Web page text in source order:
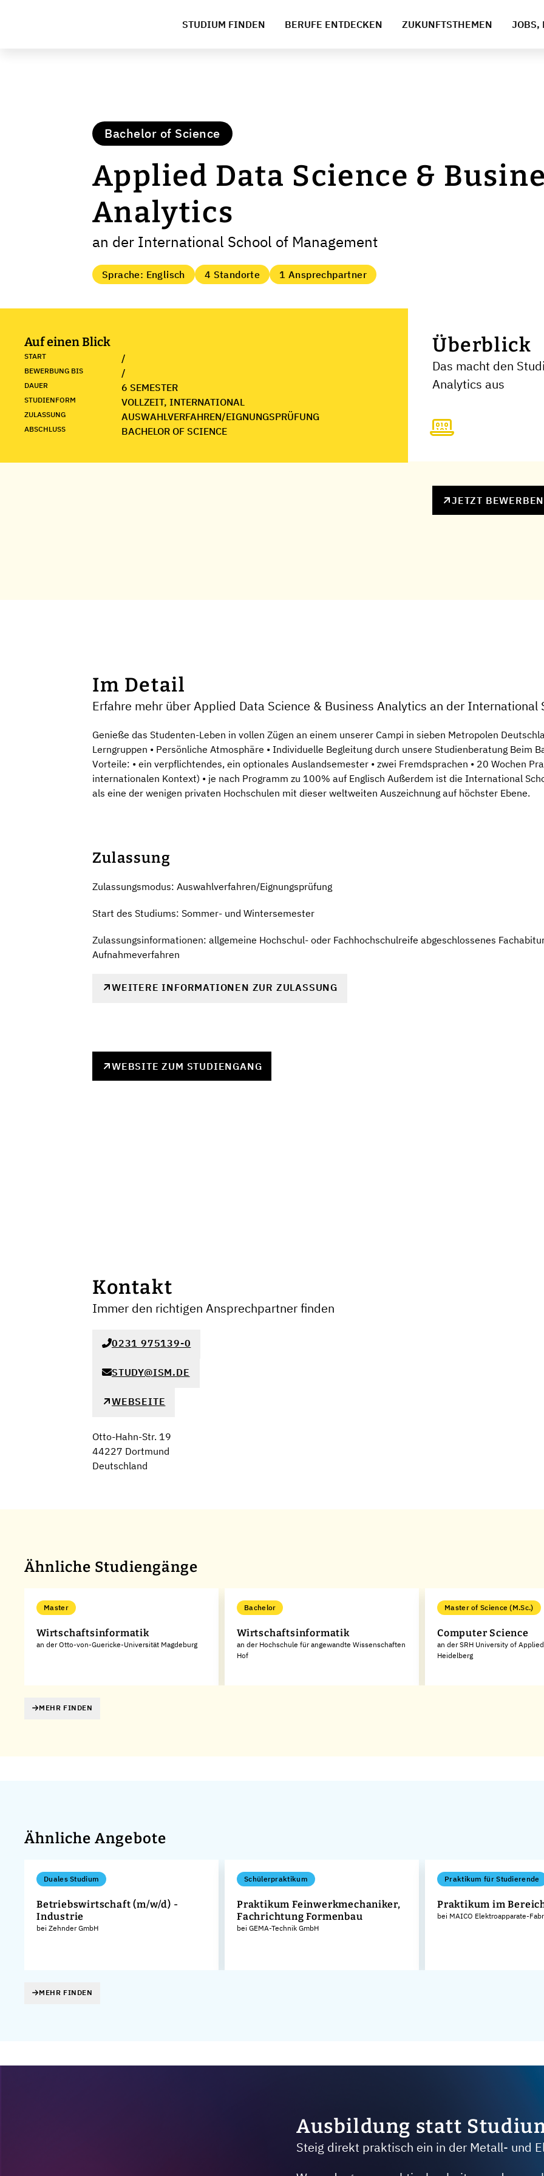
STUDIUM FINDEN BERUFE ENTDECKEN ZUKUNFTSTHEMEN JOBS,
Bachelor of Science
Applied Data Science &
Analytics
an der International School of Management
Sprache: Englisch 4 Standorte 1 Ansprechpartner
Auf einen Blick
START /
BEWERBUNG BIS /
DAUER 6 SEMESTER
STUDIENFORM VOLLZEIT, INTERNATIONAL
ZULASSUNG AUSWAHLVERFAHREN/EIGNUNGSPRÜFUNG
ABSCHLUSS BACHELOR OF SCIENCE
Überblick
Das macht den
Analytics aus
JETZT BEWERBEN
Im Detail
Erfahre mehr über Applied Data Science & Business Analytics an der International
Genieße das Studenten-Leben in vollen Zügen an einem unserer Campi in sieben Metropolen
Lerngruppen • Persönliche Atmosphäre • Individuelle Begleitung durch unsere Studienberatung Beim
Vorteile: • ein verpflichtendes, ein optionales Auslandsemester • zwei Fremdsprachen • 20 Wochen
internationalen Kontext) • je nach Programm zu 100% auf Englisch Außerdem ist die International
als eine der wenigen privaten Hochschulen mit dieser weltweiten Auszeichnung auf höchster Ebene.
Zulassung
Zulassungsmodus: Auswahlverfahren/Eignungsprüfung
Start des Studiums: Sommer- und Wintersemester
Zulassungsinformationen: allgemeine Hochschul- oder Fachhochschulreife abgeschlossenes
Aufnahmeverfahren
WEITERE INFORMATIONEN ZUR ZULASSUNG
WEBSITE ZUM STUDIENGANG
Kontakt
Immer den richtigen Ansprechpartner finden
0231 975139-0
STUDY@ISM.DE
WEBSEITE
Otto-Hahn-Str. 19
44227 Dortmund
Deutschland
Ähnliche Studiengänge
Master
Wirtschaftsinformatik
an der Otto-von-Guericke-Universität Magdeburg
Bachelor
Wirtschaftsinformatik
an der Hochschule für angewandte Wissenschaften
Hof
Master of Science (M.Sc.)
Computer Science
an der SRH University of
Heidelberg
MEHR FINDEN
Ähnliche Angebote
Duales Studium
Betriebswirtschaft (m/w/d) -
Industrie
bei Zehnder GmbH
Schülerpraktikum
Praktikum Feinwerkmechaniker,
Fachrichtung Formenbau
bei GEMA-Technik GmbH
Praktikum für Studierende
Praktikum im
bei MAICO Elektroapparate-
MEHR FINDEN
Ausbildung statt
Steig direkt praktisch ein in der Metall- und